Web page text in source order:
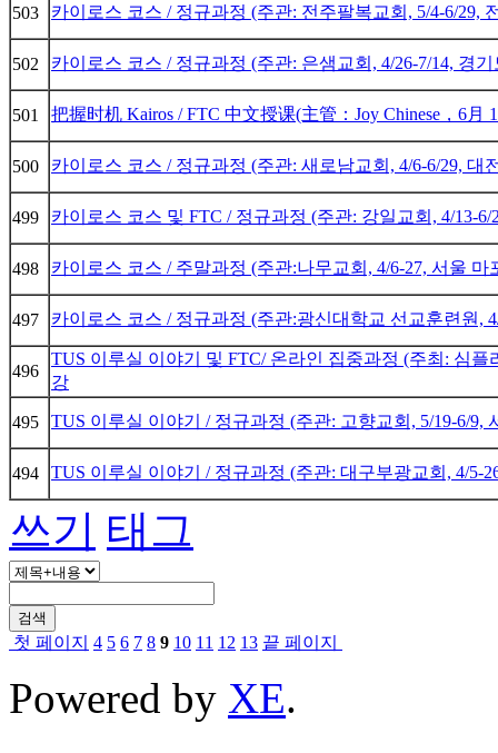
503 카이로스 코스 / 정규과정 (주관: 전주팔복교회, 5/4-6/29,
502 카이로스 코스 / 정규과정 (주관: 은샘교회, 4/26-7/14, 경
501 把握时机 Kairos / FTC 中文授课(主管：Joy Chinese，6月
500 카이로스 코스 / 정규과정 (주관: 새로남교회, 4/6-6/29, 대
499 카이로스 코스 및 FTC / 정규과정 (주관: 강일교회, 4/13-
498 카이로스 코스 / 주말과정 (주관:나무교회, 4/6-27, 서울 마
497 카이로스 코스 / 정규과정 (주관:광신대학교 선교훈련원,
496
TUS 이루실 이야기 및 FTC/ 온라인 집중과정 (주최: 심
강
495 TUS 이루실 이야기 / 정규과정 (주관: 고향교회, 5/19-6/9,
494 TUS 이루실 이야기 / 정규과정 (주관: 대구부광교회, 4/5-
쓰기 태그
검색
첫 페이지 4 5 6 7 8 9 10 11 12 13 끝 페이지
Powered by XE.